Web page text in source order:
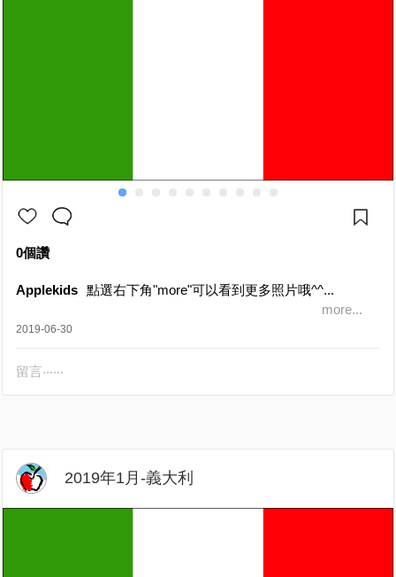
0個讚
Applekids
點選右下角"more"可以看到更多照片哦^^...
more...
2019-06-30
留言‧‧‧‧‧‧
2019年1月-義大利